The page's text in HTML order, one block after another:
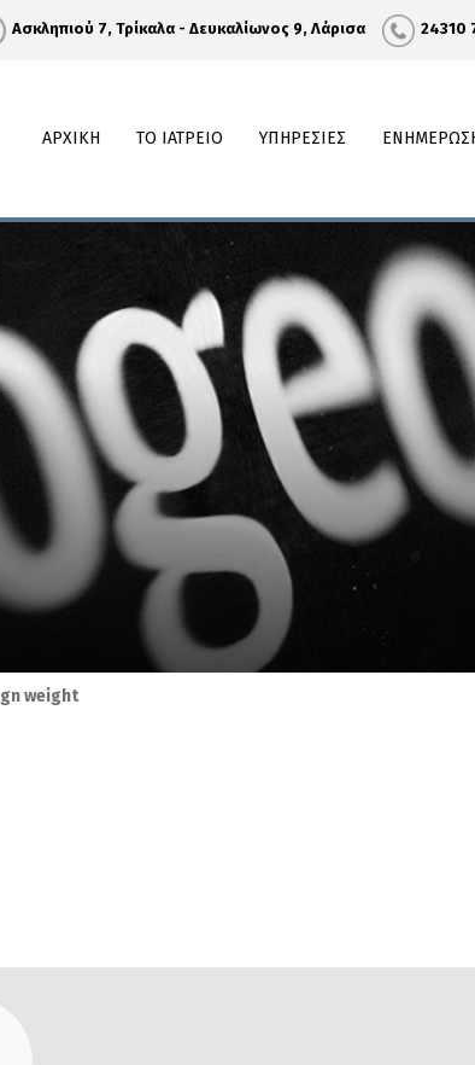
Ασκληπιού 7, Τρίκαλα - Δευκαλίωνος 9, Λάρισα 24310
ΑΡΧΙΚΗ ΤΟ ΙΑΤΡΕΙΟ ΥΠΗΡΕΣΙΕΣ
weight